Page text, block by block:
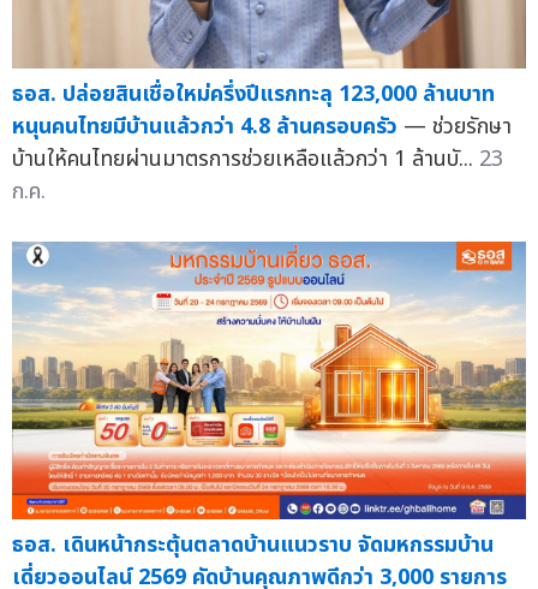
ธอส. ปล่อยสินเชื่อใหม่ครึ่งปีแรกทะลุ 123,000 ล้านบาท
หนุนคนไทยมีบ้านแล้วกว่า 4.8 ล้านครอบครัว — ช่วยรักษา
บ้านให้คนไทยผ่านมาตรการช่วยเหลือแล้วกว่า 1 ล้านบั... 23
ก.ค.
ธอส. เดินหน้ากระตุ้นตลาดบ้านแนวราบ จัดมหกรรมบ้าน
เดี่ยวออนไลน์ 2569 คัดบ้านคุณภาพดีกว่า 3,000 รายการ